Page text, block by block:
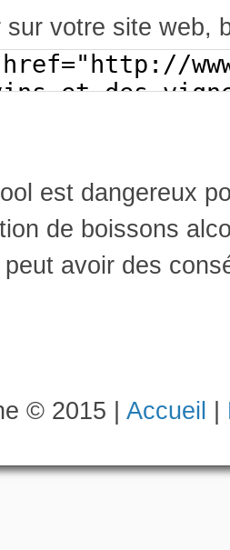
sur votre site web,
est dangereux
de boissons
avoir des
© 2015 | Accueil